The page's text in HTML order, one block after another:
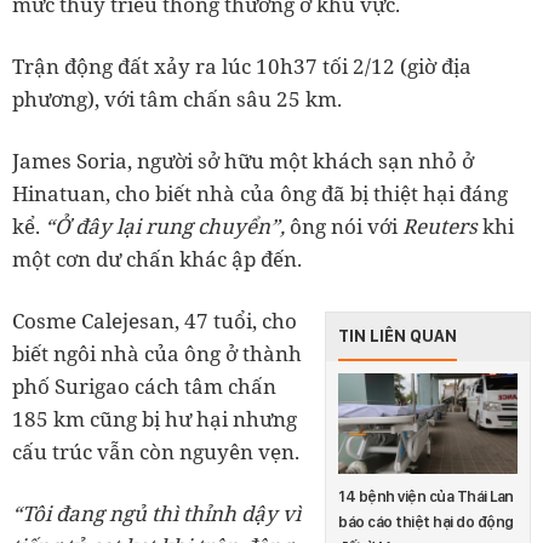
Trận động đất xảy ra lúc 10h37 tối 2/12 (giờ địa
phương), với tâm chấn sâu 25 km.
James Soria, người sở hữu một khách sạn nhỏ ở
Hinatuan, cho biết nhà của ông đã bị thiệt hại đáng
kể. “Ở đây lại rung chuyển”, ông nói vớiReuterskhi
một cơn dư chấn khác ập đến.
TIN LIÊN QUAN
14 bệnh viện của Thái Lan
báo cáo thiệt hại do động
Cosme Calejesan, 47 tuổi, cho
biết ngôi nhà của ông ở thành
phố Surigao cách tâm chấn
185 km cũng bị hư hại nhưng
cấu trúc vẫn còn nguyên vẹn.
“Tôi đang ngủ thì thỉnh dậy vì